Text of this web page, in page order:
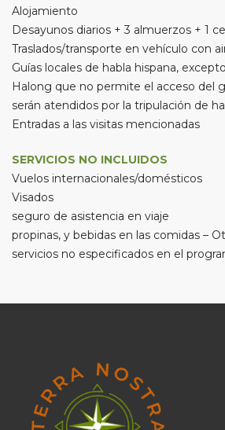
Alojamiento
Desayunos diarios + 3 almuerzos + 1
Traslados/transporte en vehículo con
Guías locales de habla hispana,
Halong que no permite el acceso del
serán atendidos por la tripulación de
Entradas a las visitas mencionadas
SERVICIOS NO INCLUIDOS
Vuelos internacionales/domésticos
Visados
seguro de asistencia en viaje
propinas, y bebidas en las comidas –
servicios no especificados en el